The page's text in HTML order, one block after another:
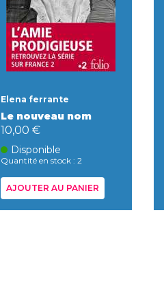
Elena ferrante
Le nouveau nom
10,00 €
Disponible
Quantité en stock : 2
AJOUTER AU PANIER